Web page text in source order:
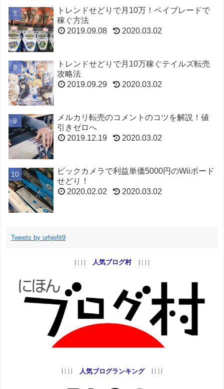
トレンドせどりで月10万！ベイブレードで
稼ぐ方法
2019.09.08
2020.03.02
トレンドせどりで月10万稼ぐテイルズ転売
攻略法
2019.09.29
2020.03.02
メルカリ転売のコメントのコツを解説！値
引きゼロへ
2019.12.19
2020.03.02
ビックカメラで利益単価5000円のWiiボード
せどり！
2020.02.02
2020.03.02
稼ぐ方法
売
2019.09.05
2020.03.02
プラレールせどりで稼ぐ！子供玩具転売を
解説
Tweets by urhjefit9
人気ブログ村
人気ブログランキング